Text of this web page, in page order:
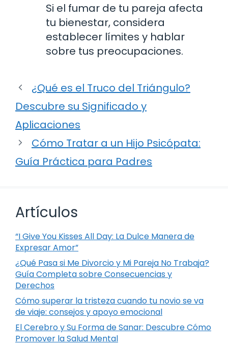
Si el fumar de tu pareja afecta
tu bienestar, considera
establecer límites y hablar
sobre tus preocupaciones.
¿Qué es el Truco del Triángulo?
Descubre su Significado y
Aplicaciones
Cómo Tratar a un Hijo Psicópata:
Guía Práctica para Padres
Artículos
“I Give You Kisses All Day: La Dulce Manera de
Expresar Amor”
¿Qué Pasa si Me Divorcio y Mi Pareja No Trabaja?
Guía Completa sobre Consecuencias y
Derechos
Cómo superar la tristeza cuando tu novio se va
de viaje: consejos y apoyo emocional
El Cerebro y Su Forma de Sanar: Descubre Cómo
Promover la Salud Mental